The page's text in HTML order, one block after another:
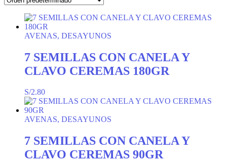
AVENAS, DESAYUNOS
7 SEMILLAS CON CANELA Y
CLAVO CEREMAS 180GR
S/2.80
AVENAS, DESAYUNOS
7 SEMILLAS CON CANELA Y
CLAVO CEREMAS 90GR